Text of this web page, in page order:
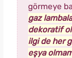
görmeye
gaz
dekoratif
ilgi de her
eşya